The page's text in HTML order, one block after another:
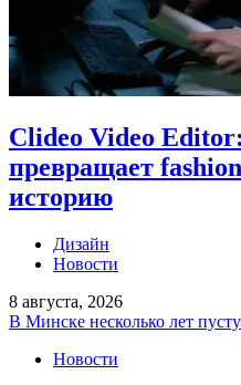
Clideo Video
превращает
историю
Дизайн
Новости
8 августа, 2026
В Минске несколько лет
Новости